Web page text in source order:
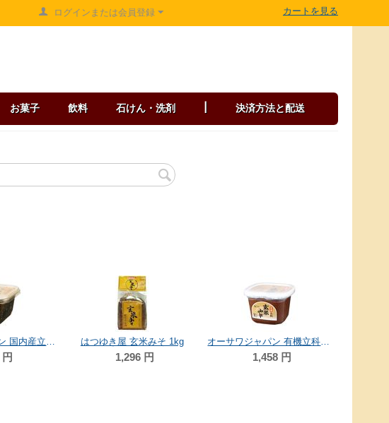
ログインまたは会員登録 カートを見る
お菓子 飲料 石けん・洗剤 決済方法と配送
オーサワジャパン 国内産立科三年みそ(玄米) 300g
円
はつゆき屋 玄米みそ 1kg
1,296 円
オーサワジャパン 有機立科 玄米みそ(カップ) 650g
1,458 円